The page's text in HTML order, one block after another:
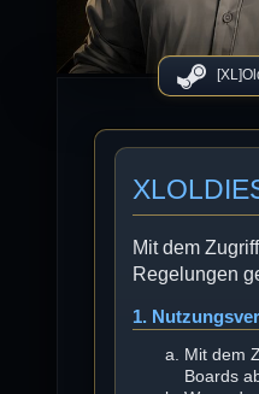
Mit dem
Regelungen
1.
Mit dem
Boards